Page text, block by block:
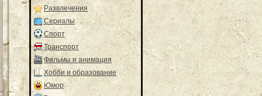
Развлечения
Сериалы
Спорт
Транспорт
Фильмы и анимация
Хобби и образование
Юмор